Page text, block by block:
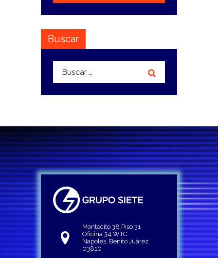
Buscar
Buscar:
Montecito 38 Piso 31
Oficina 34 WTC
Napoles, Benito Juárez
03810